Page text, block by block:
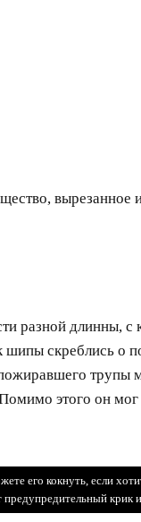
вырезанное
разной длинны, с
скреблись о
трупы
этого он
его кокнуть, если
предупредительный